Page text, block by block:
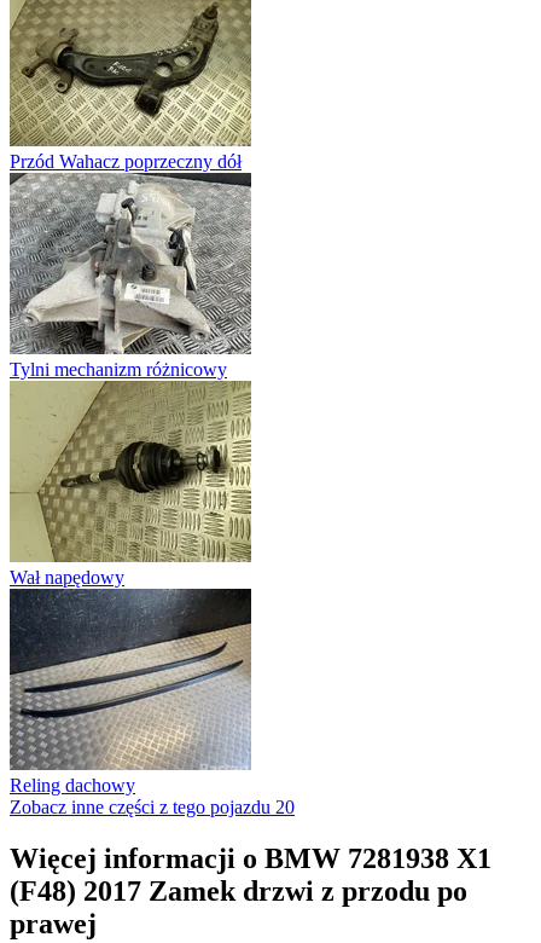
Przód Wahacz poprzeczny dół
Tylni mechanizm różnicowy
Wał napędowy
Reling dachowy
Zobacz inne części z tego pojazdu 20
Więcej informacji o BMW 7281938 X1
(F48) 2017 Zamek drzwi z przodu po
prawej